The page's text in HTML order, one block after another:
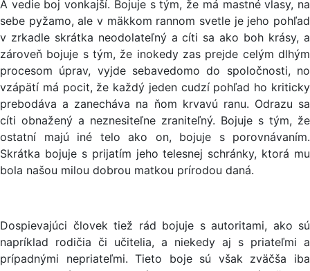
A vedie boj vonkajší. Bojuje s tým, že má mastné vlasy, na
sebe pyžamo, ale v mäkkom rannom svetle je jeho pohľad
v zrkadle skrátka neodolateľný a cíti sa ako boh krásy, a
zároveň bojuje s tým, že inokedy zas prejde celým dlhým
procesom úprav, vyjde sebavedomo do spoločnosti, no
vzápätí má pocit, že každý jeden cudzí pohľad ho kriticky
prebodáva a zanecháva na ňom krvavú ranu. Odrazu sa
cíti obnažený a neznesiteľne zraniteľný. Bojuje s tým, že
ostatní majú iné telo ako on, bojuje s porovnávaním.
Skrátka bojuje s prijatím jeho telesnej schránky, ktorá mu
bola našou milou dobrou matkou prírodou daná.
Dospievajúci človek tiež rád bojuje s autoritami, ako sú
napríklad rodičia či učitelia, a niekedy aj s priateľmi a
prípadnými nepriateľmi. Tieto boje sú však zväčša iba